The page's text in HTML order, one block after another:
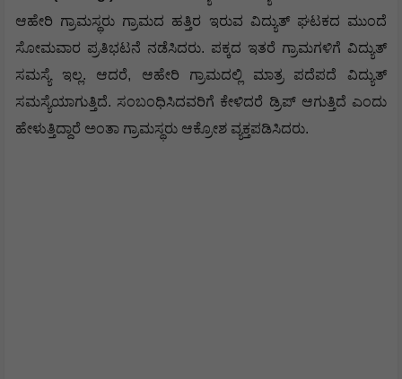
ಸಿಂದಗಿ(Sindagi):
ಪದೆಪದೆ ವಿದ್ಯುತ್ ಸಮಸ್ಯೆಯಿಂದಾಗಿ ತಾಲೂಕಿನ
ಆಹೇರಿ ಗ್ರಾಮಸ್ಥರು ಗ್ರಾಮದ ಹತ್ತಿರ ಇರುವ ವಿದ್ಯುತ್ ಘಟಕದ ಮುಂದೆ
ಸೋಮವಾರ ಪ್ರತಿಭಟನೆ ನಡೆಸಿದರು. ಪಕ್ಕದ ಇತರೆ ಗ್ರಾಮಗಳಿಗೆ ವಿದ್ಯುತ್
ಸಮಸ್ಯೆ ಇಲ್ಲ. ಆದರೆ, ಆಹೇರಿ ಗ್ರಾಮದಲ್ಲಿ ಮಾತ್ರ ಪದೆಪದೆ ವಿದ್ಯುತ್
ಸಮಸ್ಯೆಯಾಗುತ್ತಿದೆ. ಸಂಬಂಧಿಸಿದವರಿಗೆ ಕೇಳಿದರೆ ಡ್ರಿಪ್ ಆಗುತ್ತಿದೆ ಎಂದು